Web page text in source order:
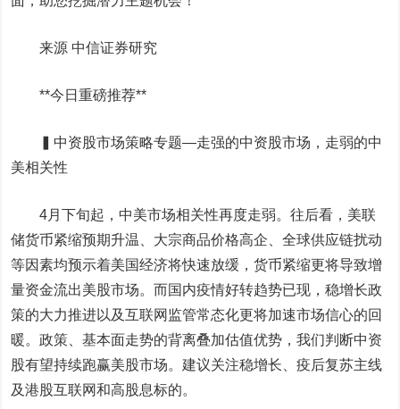
来源 中信证券研究
**今日重磅推荐**
▍中资股市场策略专题—走强的中资股市场，走弱的中
美相关性
4月下旬起，中美市场相关性再度走弱。往后看，美联
储货币紧缩预期升温、大宗商品价格高企、全球供应链扰动
等因素均预示着美国经济将快速放缓，货币紧缩更将导致增
量资金流出美股市场。而国内疫情好转趋势已现，稳增长政
策的大力推进以及互联网监管常态化更将加速市场信心的回
暖。政策、基本面走势的背离叠加估值优势，我们判断中资
股有望持续跑赢美股市场。建议关注稳增长、疫后复苏主线
及港股互联网和高股息标的。